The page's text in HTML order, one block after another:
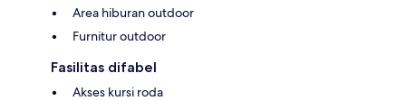
Area hiburan outdoor
Furnitur outdoor
Fasilitas difabel
Akses kursi roda